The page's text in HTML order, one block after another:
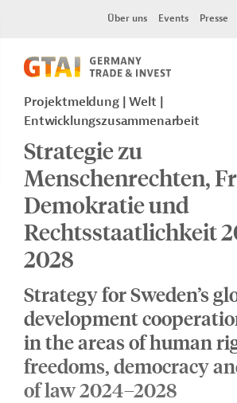
Über uns Events Presse
Projektmeldung
Welt
Entwicklungszusammenarbeit
Strategie zu
Menschenrechten,
Demokratie und
Rechtsstaatlichkeit
2028
Strategy for Sweden’s
development
in the areas of human
freedoms, democracy
of law 2024–2028